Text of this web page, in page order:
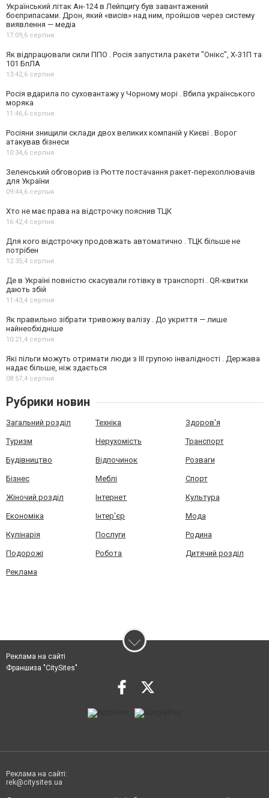
Український літак Ан-124 в Лейпцигу був завантажений
боєприпасами. Дрон, який «висів» над ним, пройшов через систему
виявлення — медіа
17:09,6 серпня
Як відпрацювали сили ППО . Росія запустила ракети "Онікс", Х-31П та
101 БпЛА
13:42,6 серпня
Росія вдарила по суховантажу у Чорному морі . Вбила українського
моряка
11:46,6 серпня
Росіяни знищили склади двох великих компаній у Києві . Ворог
атакував бізнеси
10:34,6 серпня
Зеленський обговорив із Рютте постачання ракет-перехоплювачів
для України
09:44,6 серпня
Хто не має права на відстрочку пояснив ТЦК
16:42,4 серпня
Для кого відстрочку продовжать автоматично . ТЦК більше не
потрібен
12:35,4 серпня
Де в Україні повністю скасували готівку в транспорті . QR-квитки
дають збій
11:43,4 серпня
Як правильно зібрати тривожну валізу . До укриття — лише
найнеобхідніше
10:21,4 серпня
Які пільги можуть отримати люди з III групою інвалідності . Держава
надає більше, ніж здається
08:57,4 серпня
Рубрики новин
Загальний розділ Техніка Здоров'я
Туризм Нерухомість Транспорт
Будівництво Відпочинок Розваги
Бізнес Меблі Спорт
Жіночий розділ Інтернет Культура
Економіка Інтер'єр Мода
Кулінарія Послуги Родина
Подорожі Робота Дитячий розділ
Реклама
Реклама на сайті
Франшиза "CitySites"
Реклама на сайті:
rek@citysites.ua